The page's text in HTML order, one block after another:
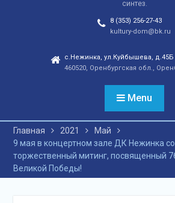
отношений, а также
сохранения
этнокультурного
народной культуры
незаметно вышли на
и это доказано большой
творческих коллективов
села и большой
красочной школьной
ярмаркой. В финале
праздника, была
синтез.
8 (353) 256-27-43
kultury-dom@bk.ru
с.Нежинка, ул.Куйбышева, д.45Б
460520, Оренбургская обл.,
Menu
Главная 2021
Май
9 мая в концертном зале ДК Нежинка
торжественный митинг, посвященный
Великой Победы!